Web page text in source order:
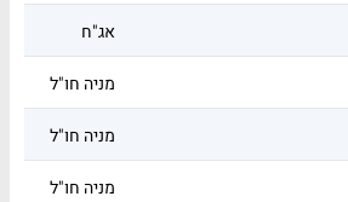
אג"ח
מניה חו"ל
מניה חו"ל
מניה חו"ל